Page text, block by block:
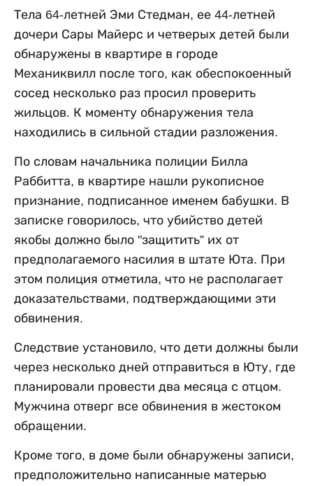
Тела 64-летней Эми Стедман, ее 44-летней
дочери Сары Майерс и четверых детей были
обнаружены в квартире в городе
Механиквилл после того, как обеспокоенный
сосед несколько раз просил проверить
жильцов. К моменту обнаружения тела
находились в сильной стадии разложения.
По словам начальника полиции Билла
Раббитта, в квартире нашли рукописное
признание, подписанное именем бабушки. В
записке говорилось, что убийство детей
якобы должно было "защитить” их от
предполагаемого насилия в штате Юта. При
этом полиция отметила, что не располагает
доказательствами, подтверждающими эти
обвинения.
Следствие установило, что дети должны были
через несколько дней отправиться в Юту, где
планировали провести два месяца с отцом.
Мужчина отверг все обвинения в жестоком
обращении.
Кроме того, в доме были обнаружены записи,
предположительно написанные матерью